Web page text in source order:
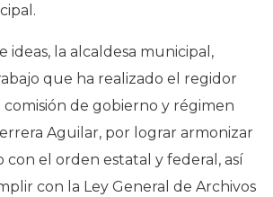
ideas, la alcaldesa municipal,
que ha realizado el regidor
de gobierno y régimen
Aguilar, por lograr armonizar
el orden estatal y federal, así
con la Ley General de Archivos